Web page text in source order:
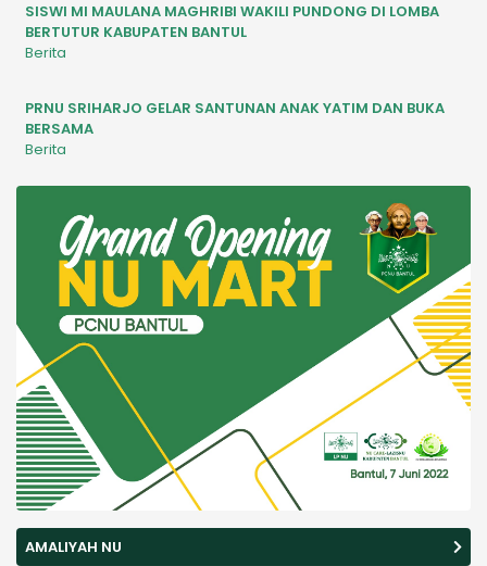
SISWI MI MAULANA MAGHRIBI WAKILI PUNDONG DI LOMBA
BERTUTUR KABUPATEN BANTUL
Berita
PRNU SRIHARJO GELAR SANTUNAN ANAK YATIM DAN BUKA
BERSAMA
Berita
AMALIYAH NU